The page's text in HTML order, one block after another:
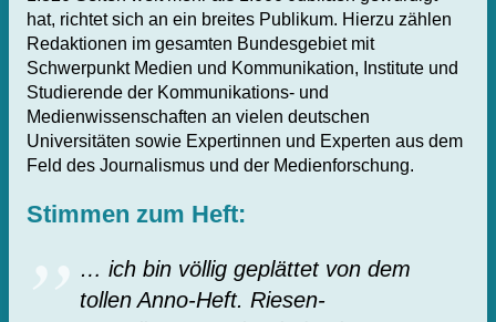
hat, richtet sich an ein breites Publikum. Hierzu zählen
Redaktionen im gesamten Bundesgebiet mit
Schwerpunkt Medien und Kommunikation, Institute und
Studierende der Kommunikations- und
Medienwissenschaften an vielen deutschen
Universitäten sowie Expertinnen und Experten aus dem
Feld des Journalismus und der Medienforschung.
Stimmen zum Heft:
… ich bin völlig geplättet von dem
tollen Anno-Heft. Riesen-